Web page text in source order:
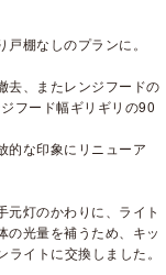
棚なしのプランに。
去、またレンジフードの
フード幅ギリギリの90
的な印象にリニューア
灯のかわりに、ライト
の光量を補うため、キッ
イトに交換しました。